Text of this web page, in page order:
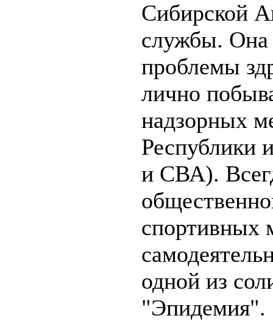
Сибирской
службы. Она
проблемы
лично
надзорных
Республики
и СВА).
спортивных
одной из
"Эпидемия".